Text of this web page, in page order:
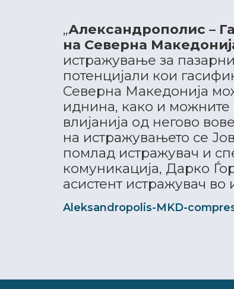
„Александрополис –
на Северна
истражување за
потенцијали кои
Северна Македонија
иднина, како и можните
влијанија од негово
на истражувањето се
помлад истражувач и
комуникација, Дарко
асистент истражувач во
Aleksandropolis-MKD-